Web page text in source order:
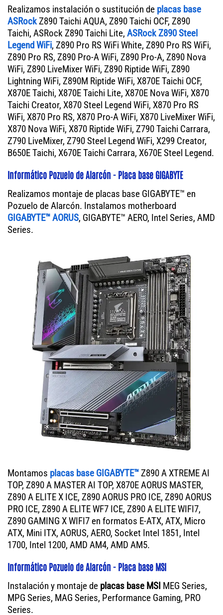
Realizamos instalación o sustitución de placas base
ASRockZ890 Taichi AQUA, Z890 Taichi OCF, Z890
Taichi, ASRock Z890 Taichi Lite, ASRock Z890 Steel
Legend WiFi, Z890 Pro RS WiFi White, Z890 Pro RS WiFi,
Z890 Pro RS, Z890 Pro-A WiFi, Z890 Pro-A, Z890 Nova
WiFi, Z890 LiveMixer WiFi, Z890 Riptide WiFi, Z890
Lightning WiFi, Z890M Riptide WiFi, X870E Taichi OCF,
X870E Taichi, X870E Taichi Lite, X870E Nova WiFi, X870
Taichi Creator, X870 Steel Legend WiFi, X870 Pro RS
WiFi, X870 Pro RS, X870 Pro-A WiFi, X870 LiveMixer WiFi,
X870 Nova WiFi, X870 Riptide WiFi, Z790 Taichi Carrara,
Z790 LiveMixer, Z790 Steel Legend WiFi, X299 Creator,
B650E Taichi, X670E Taichi Carrara, X670E Steel Legend.
Informático Pozuelo de Alarcón - Placa base GIGABYTE
Realizamos montaje de placas base GIGABYTE™ en
Pozuelo de Alarcón. Instalamos motherboard
GIGABYTE™ AORUS, GIGABYTE™ AERO, Intel Series, AMD
Series.
Montamos placas base GIGABYTE™Z890 A XTREME AI
TOP, Z890 A MASTER AI TOP, X870E AORUS MASTER,
Z890 A ELITE X ICE, Z890 AORUS PRO ICE, Z890 AORUS
PRO ICE, Z890 A ELITE WF7 ICE, Z890 A ELITE WIFI7,
Z890 GAMING X WIFI7 en formatos E-ATX, ATX, Micro
ATX, Mini ITX, AORUS, AERO, Socket Intel 1851, Intel
1700, Intel 1200, AMD AM4, AMD AM5.
Informático Pozuelo de Alarcón - Placa base MSI
Instalación y montaje de placas base MSI MEG Series,
MPG Series, MAG Series, Performance Gaming, PRO
Series.